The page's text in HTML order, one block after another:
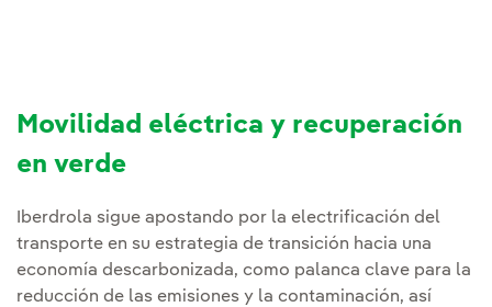
Movilidad eléctrica y recuperación
en verde
Iberdrola sigue apostando por la electrificación del
transporte en su estrategia de transición hacia una
economía descarbonizada, como palanca clave para la
reducción de las emisiones y la contaminación, así